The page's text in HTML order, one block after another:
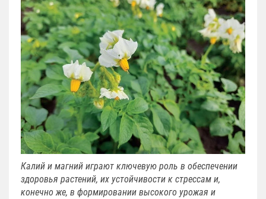
Калий и магний играют ключевую роль в обеспечении
здоровья растений, их устойчивости к стрессам и,
конечно же, в формировании высокого урожая и